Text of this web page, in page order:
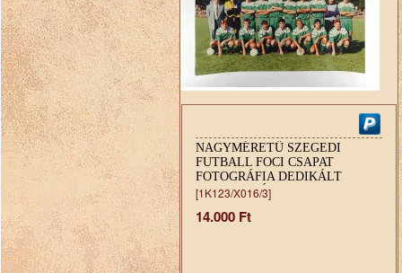
NAGYMÉRETŰ SZEGEDI
FUTBALL FOCI CSAPAT
FOTOGRÁFIA DEDIKÁLT
CSOPORTKÉP
[1K123/X016/3]
14.000 Ft